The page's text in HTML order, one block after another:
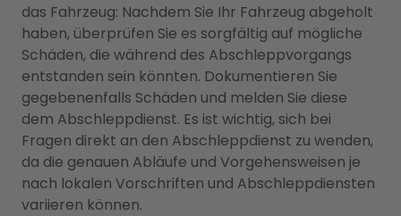
das Fahrzeug: Nachdem Sie Ihr Fahrzeug abgeholt
haben, überprüfen Sie es sorgfältig auf mögliche
Schäden, die während des Abschleppvorgangs
entstanden sein könnten. Dokumentieren Sie
gegebenenfalls Schäden und melden Sie diese
dem Abschleppdienst. Es ist wichtig, sich bei
Fragen direkt an den Abschleppdienst zu wenden,
da die genauen Abläufe und Vorgehensweisen je
nach lokalen Vorschriften und Abschleppdiensten
variieren können.